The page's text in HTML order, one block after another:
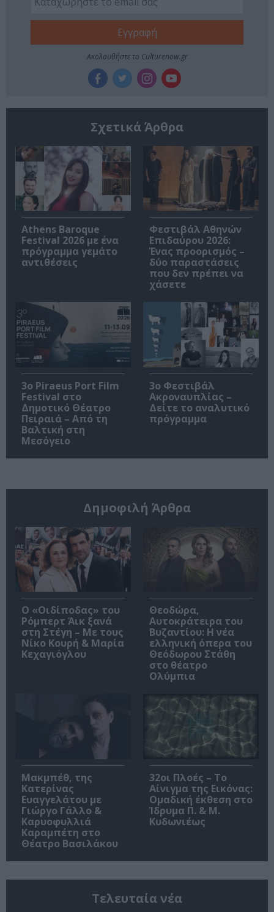
Ακολουθήστε το Culturenow.gr
Σχετικά Άρθρα
Athens Baroque
Festival 2026 με ένα
πρόγραμμα γεμάτο
αντιθέσεις
Φεστιβάλ Αθηνών
Επιδαύρου 2026:
Ένας προορισμός –
δύο παραστάσεις
που δεν πρέπει να
χάσετε
3o Piraeus Port Film
Festival στο
Δημοτικό Θέατρο
Πειραιά – Από τη
Βαλτική στη
Μεσόγειο
3ο Φεστιβάλ
Ακροναυπλίας –
Δείτε το αναλυτικό
πρόγραμμα
Δημοφιλή Άρθρα
O «Οιδίποδας» του
Ρόμπερτ Άικ ξανά
στη Στέγη – Με τους
Νίκο Κουρή & Μαρία
Κεχαγιόγλου
Θεοδώρα,
Αυτοκράτειρα του
Βυζαντίου: Η νέα
ελληνική όπερα του
Θεόδωρου Στάθη
στο θέατρο
Ολύμπια
Μακμπέθ, της
Κατερίνας
Ευαγγελάτου με
Γιώργο Γάλλο &
Καρυοφυλλιά
Καραμπέτη στο
Θέατρο Βασιλάκου
32οι Πλοές – Το
Αίνιγμα της Εικόνας:
Ομαδική έκθεση στο
Ίδρυμα Π. & Μ.
Κυδωνιέως
Τελευταία νέα